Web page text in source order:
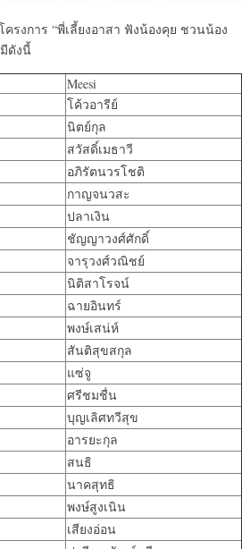
รงการ “พี่เลี้ยงอาสา ฟังน้องคุย ชวนน้อง
ดังนี้
Meesi
โค้วอารีย์
นิตย์กุล
สวัสดิ์เมธาวี
อภิรัตนวรโชติ
กาญจนวสะ
ปลาเงิน
ชัญญาวงศ์ศักดิ์
จารุวงศ์วณิชย์
นิติสาโรจน์
ฉายอินทร์
พงษ์เสน่ห์
สันติสุขสกุล
แซ่จู
ศรีชมชื่น
บุญเลิศทวีสุข
อารยะกุล
สนธิ
นาคสุทธิ
พงษ์สูงเนิน
เสียงอ่อน